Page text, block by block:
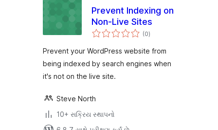
Prevent Indexing on
Non-Live Sites
(0કુલ
રેટિંગ્સ
)
Prevent your WordPress website from
being indexed by search engines when
it's not on the live site.
Steve North
10+ સક્રિય સ્થાપનો